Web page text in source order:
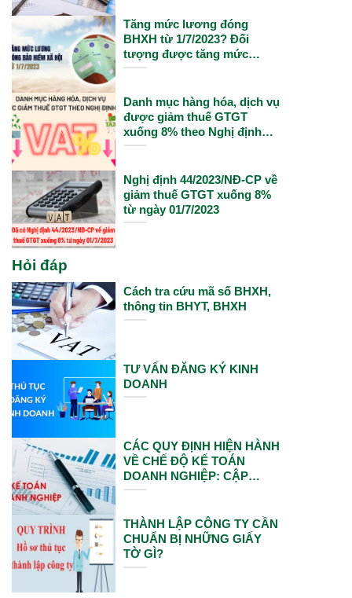
Tăng mức lương đóng
BHXH từ 1/7/2023? Đối
tượng được tăng mức
lương đóng BHXH theo
Danh mục hàng hóa, dịch vụ
được giảm thuế GTGT
xuống 8% theo Nghị định
15/2022
Nghị định 44/2023/NĐ-CP về
giảm thuế GTGT xuống 8%
từ ngày 01/7/2023
Hỏi đáp
Cách tra cứu mã số BHXH,
thông tin BHYT, BHXH
TƯ VẤN ĐĂNG KÝ KINH
DOANH
CÁC QUY ĐỊNH HIỆN HÀNH
VỀ CHẾ ĐỘ KẾ TOÁN
DOANH NGHIỆP: CẬP
NHẬT VÀ ÁP DỤNG MỚI
THÀNH LẬP CÔNG TY CẦN
CHUẨN BỊ NHỮNG GIẤY
TỜ GÌ?